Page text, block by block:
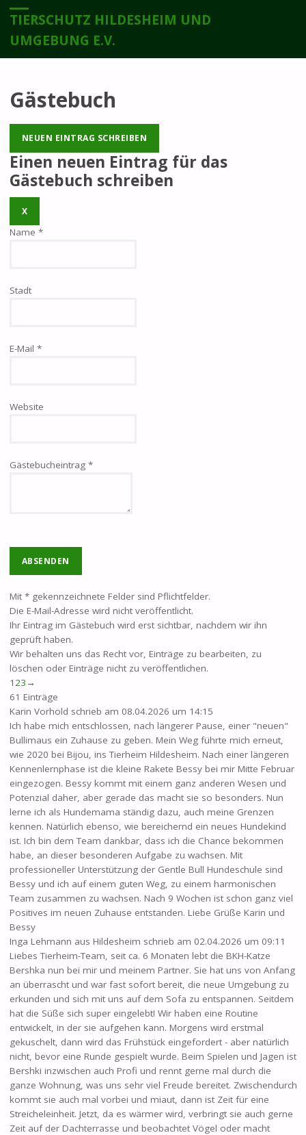
TIERSCHUTZ HILDESHEIM UND
UMGEBUNG E.V.
Gästebuch
Einen neuen Eintrag für das
Gästebuch schreiben
XDIESES
AUSBLENDEN
Name *
Stadt
E-Mail *
Website
Gästebucheintrag *
Mit * gekennzeichnete Felder sind Pflichtfelder.
Die E-Mail-Adresse wird nicht veröffentlicht.
Ihr Eintrag im Gästebuch wird erst sichtbar, nachdem wir ihn
geprüft haben.
Wir behalten uns das Recht vor, Einträge zu bearbeiten, zu
löschen oder Einträge nicht zu veröffentlichen.
Navigation
der
Gästebuchliste
123→
61 Einträge
Karin Vorhold schrieb am 08.04.2026 um 14:15
Ich habe mich entschlossen, nach längerer Pause, einer "neuen"
Bullimaus ein Zuhause zu geben. Mein Weg führte mich erneut,
wie 2020 bei Bijou, ins Tierheim Hildesheim. Nach einer längeren
Kennenlernphase ist die kleine Rakete Bessy bei mir Mitte Februar
eingezogen. Bessy kommt mit einem ganz anderen Wesen und
Potenzial daher, aber gerade das macht sie so besonders. Nun
lerne ich als Hundemama ständig dazu, auch meine Grenzen
kennen. Natürlich ebenso, wie bereichernd ein neues Hundekind
ist. Ich bin dem Team dankbar, dass ich die Chance bekommen
habe, an dieser besonderen Aufgabe zu wachsen. Mit
professioneller Unterstützung der Gentle Bull Hundeschule sind
Bessy und ich auf einem guten Weg, zu einem harmonischen
Team zusammen zu wachsen. Nach 9 Wochen ist schon ganz viel
Positives im neuen Zuhause entstanden. Liebe Grüße Karin und
Bessy
Inga Lehmann aus Hildesheim schrieb am 02.04.2026 um 09:11
Liebes Tierheim-Team, seit ca. 6 Monaten lebt die BKH-Katze
Bershka nun bei mir und meinem Partner. Sie hat uns von Anfang
an überrascht und war fast sofort bereit, die neue Umgebung zu
erkunden und sich mit uns auf dem Sofa zu entspannen. Seitdem
hat die Süße sich super eingelebt! Wir haben eine Routine
entwickelt, in der sie aufgehen kann. Morgens wird erstmal
gekuschelt, dann wird das Frühstück eingefordert - aber natürlich
nicht, bevor eine Runde gespielt wurde. Beim Spielen und Jagen ist
Bershki inzwischen auch Profi und rennt gerne mal durch die
ganze Wohnung, was uns sehr viel Freude bereitet. Zwischendurch
kommt sie auch mal vorbei und miaut, dann ist Zeit für eine
Streicheleinheit. Jetzt, da es wärmer wird, verbringt sie auch gerne
Zeit auf der Dachterrasse und beobachtet Vögel oder macht